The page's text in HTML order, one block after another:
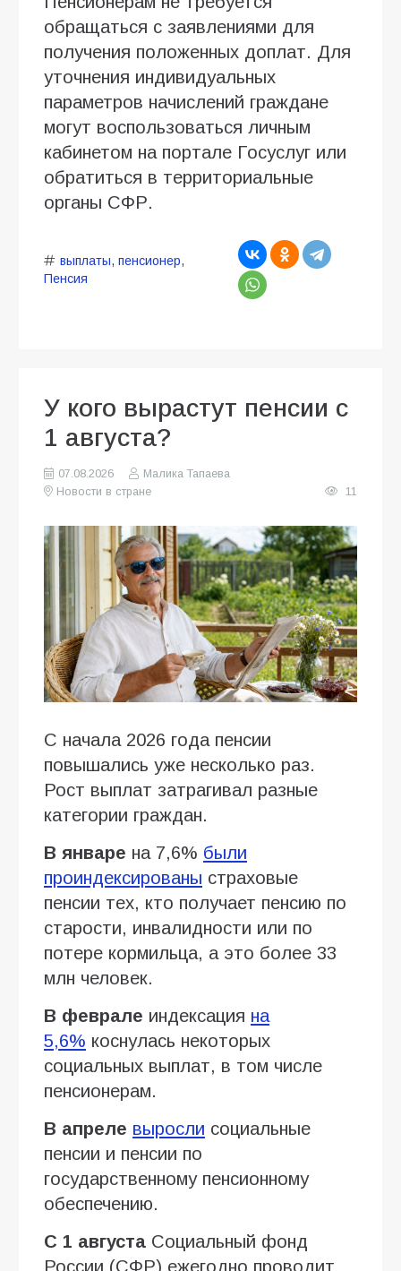
обращаться с заявлениями для
получения положенных доплат. Для
уточнения индивидуальных
параметров начислений граждане
могут воспользоваться личным
кабинетом на портале Госуслуг или
обратиться в территориальные
органы СФР.
выплаты, пенсионер,
Пенсия
У кого вырастут пенсии с
1 августа?
07.08.2026
Малика Тапаева
Новости в стране
11
С начала 2026 года пенсии
повышались уже несколько раз.
Рост выплат затрагивал разные
категории граждан.
В январе на 7,6% были
проиндексированы страховые
пенсии тех, кто получает пенсию по
старости, инвалидности или по
потере кормильца, а это более 33
млн человек.
В феврале индексация на
5,6% коснулась некоторых
социальных выплат, в том числе
пенсионерам.
В апреле выросли социальные
пенсии и пенсии по
государственному пенсионному
обеспечению.
С 1 августа Социальный фонд
России (СФР) ежегодно проводит